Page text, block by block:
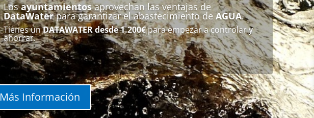
Losayuntamientosaprovechan las ventajas de
DataWaterpara garantizar el abastecimiento de AGUA.
Tienes unDATAWATERdesde 1.200€para empezar a controlar y
ahorrar.
Más Información